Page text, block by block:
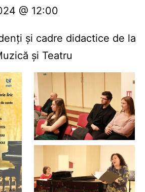
@ 12:00
și cadre didactice de la
și Teatru